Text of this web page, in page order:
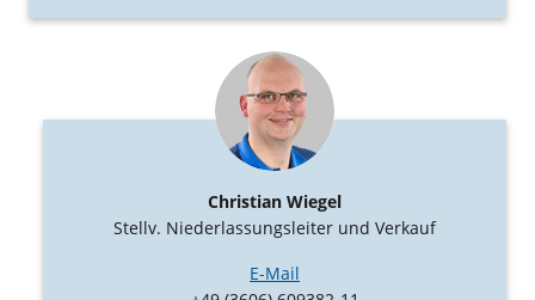
Christian Wiegel
Stellv. Niederlassungsleiter und Verkauf
E-Mail